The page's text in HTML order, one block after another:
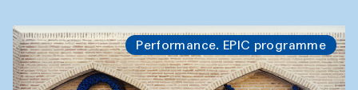
Performance. EPIC programme